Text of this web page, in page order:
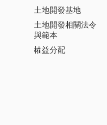
土地開發基地
土地開發相關法令
與範本
權益分配